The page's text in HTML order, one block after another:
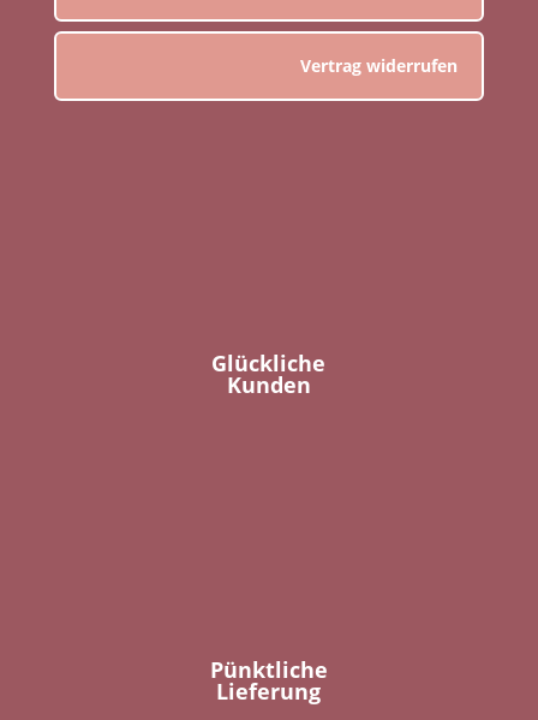
Vertrag widerrufen
Glückliche
Kunden
Pünktliche
Lieferung